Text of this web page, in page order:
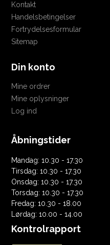
Kontakt
Handelsbetingelser
Fortrydelsesformular
Sitemap
Din konto
Mine ordrer
Mine oplysninger
Log ind
Åbningstider
Mandag: 10.30 - 17.30
Tirsdag: 10.30 - 17.30
Onsdag: 10.30 - 17.30
Torsdag: 10.30 - 17.30
Fredag: 10.30 - 18.00
Lørdag: 10.00 - 14.00
Kontrolrapport